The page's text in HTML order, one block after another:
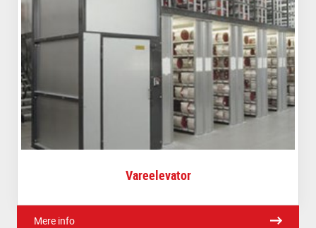
Vareelevator
Mere info